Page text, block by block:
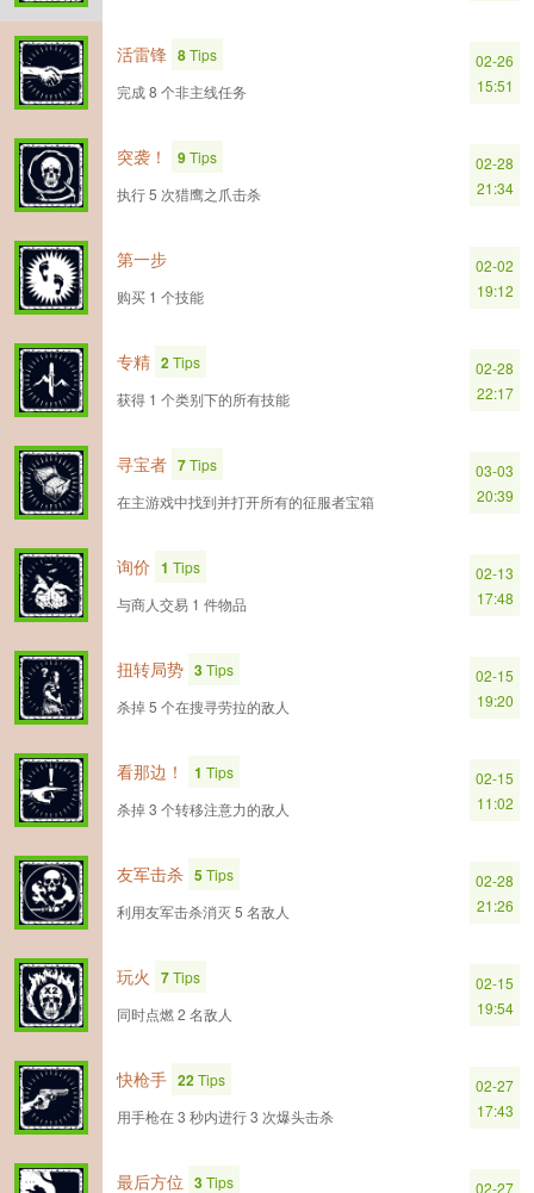
活雷锋 8Tips
完成 8 个非主线任务
02-26
15:51
突袭！ 9Tips
执行 5 次猎鹰之爪击杀
02-28
21:34
第一步
购买 1 个技能
02-02
19:12
专精 2Tips
获得 1 个类别下的所有技能
02-28
22:17
寻宝者 7Tips
在主游戏中找到并打开所有的征服者宝箱
03-03
20:39
询价 1 Tips
与商人交易 1 件物品
02-13
17:48
扭转局势 3Tips
杀掉 5 个在搜寻劳拉的敌人
02-15
19:20
看那边！ 1 Tips
杀掉 3 个转移注意力的敌人
02-15
11:02
友军击杀 5Tips
利用友军击杀消灭 5 名敌人
02-28
21:26
玩火 7Tips
同时点燃 2 名敌人
02-15
19:54
快枪手 22Tips
用手枪在 3 秒内进行 3 次爆头击杀
02-27
17:43
最后方位 3Tips
02-27